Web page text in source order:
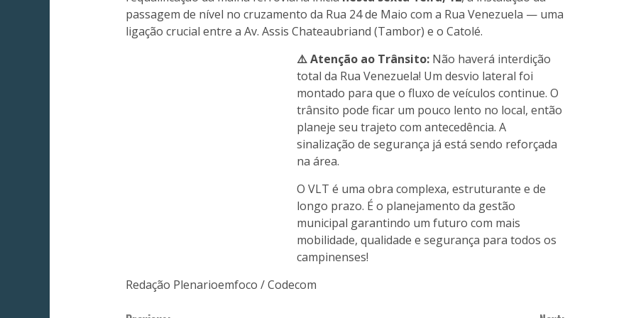
passagem de nível no cruzamento da Rua 24 de Maio com a Rua Venezuela — uma
ligação crucial entre a Av. Assis Chateaubriand (Tambor) e o Catolé.
⚠️ Atenção ao Trânsito:Não haverá interdição
total da Rua Venezuela! Um desvio lateral foi
montado para que o fluxo de veículos continue. O
trânsito pode ficar um pouco lento no local, então
planeje seu trajeto com antecedência. A
sinalização de segurança já está sendo reforçada
na área.
O VLT é uma obra complexa, estruturante e de
longo prazo. É o planejamento da gestão
municipal garantindo um futuro com mais
mobilidade, qualidade e segurança para todos os
campinenses!
Redação Plenarioemfoco / Codecom